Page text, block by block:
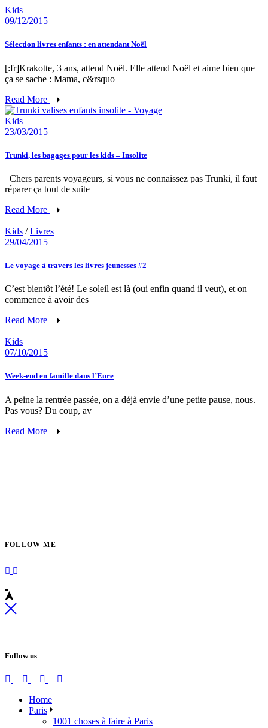
Kids
09/12/2015
Sélection livres enfants : en attendant Noël
[:fr]Krakotte, 3 ans, attend Noël. Elle attend Noël et aime bien que
ça se sache : Mama, c&rsquo
Read More
Kids
23/03/2015
Trunki, les bagages pour les kids – Insolite
Chers parents voyageurs, si vous ne connaissez pas Trunki, il faut
réparer ça tout de suite
Read More
Kids /Livres
29/04/2015
Le voyage à travers les livres jeunesses #2
C’est bientôt l’été! Le soleil est là (oui enfin quand il veut), et on
commence à avoir des
Read More
Kids
07/10/2015
Week-end en famille dans l’Eure
A peine la rentrée passée, on a déjà envie d’une petite pause, nous.
Pas vous? Du coup, av
Read More
FOLLOW ME
Follow us
Home
Paris
1001 choses à faire à Paris